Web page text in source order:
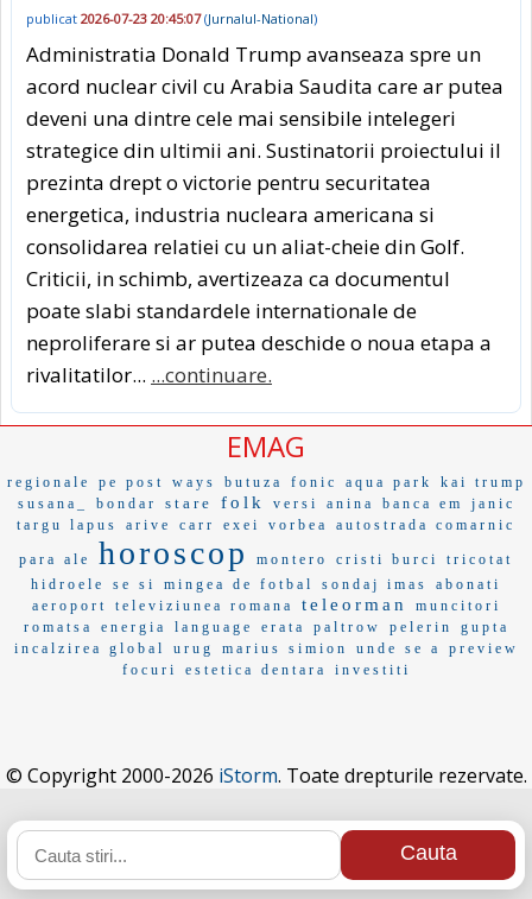
publicat 2026-07-23 20:45:07(Jurnalul-National)
Administratia Donald Trump avanseaza spre un
acord nuclear civil cu Arabia Saudita care ar putea
deveni una dintre cele mai sensibile intelegeri
strategice din ultimii ani. Sustinatorii proiectului il
prezinta drept o victorie pentru securitatea
energetica, industria nucleara americana si
consolidarea relatiei cu un aliat-cheie din Golf.
Criticii, in schimb, avertizeaza ca documentul
poate slabi standardele internationale de
neproliferare si ar putea deschide o noua etapa a
rivalitatilor... ...continuare.
EMAG
regionale pe post ways butuza fonic aqua park
kai trump
susana_
bondar stare folk versi anina banca em
janic
targu lapus
arive carr exei vorbea autostrada comarnic
para ale horoscop montero cristi burci
tricotat
hidroele
se si mingea de fotbal sondaj imas
abonati
aeroport
televiziunea romana teleorman
muncitori
romatsa
energia language erata paltrow pelerin
gupta
incalzirea global
urug marius simion unde se a
preview
focuri
estetica dentara investiti
© Copyright 2000-2026 iStorm. Toate drepturile rezervate.